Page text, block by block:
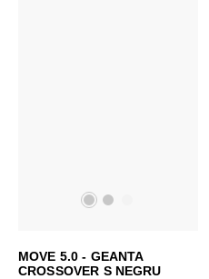
MOVE 5.0 - GEANTA
CROSSOVER S NEGRU